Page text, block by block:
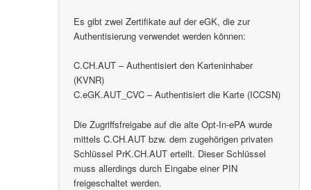
Es gibt zwei Zertifikate auf der eGK, die zur
Authentisierung verwendet werden können:
C.CH.AUT – Authentisiert den Karteninhaber
(KVNR)
C.eGK.AUT_CVC – Authentisiert die Karte (ICCSN)
Die Zugriffsfreigabe auf die alte Opt-In-ePA wurde
mittels C.CH.AUT bzw. dem zugehörigen privaten
Schlüssel PrK.CH.AUT erteilt. Dieser Schlüssel
muss allerdings durch Eingabe einer PIN
freigeschaltet werden.